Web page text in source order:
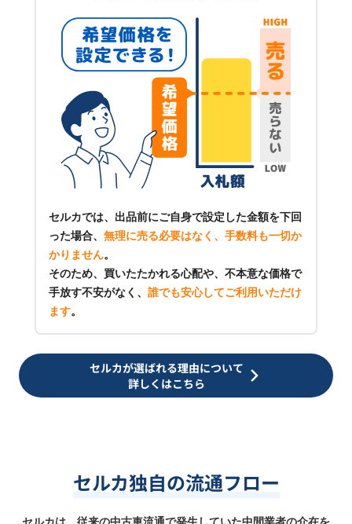
セルカでは、出品前にご自身で設定した金額を下回
った場合、 無理に売る必要はなく、手数料も一切か
かりません。
そのため、買いたたかれる心配や、不本意な価格で
手放す不安がなく、 誰でも安心してご利用いただけ
ます。
セルカが選ばれる理由について
詳しくはこちら
セルカ独自の流通フロー
セルカは、従来の中古車流通で発生していた中間業者の介在を